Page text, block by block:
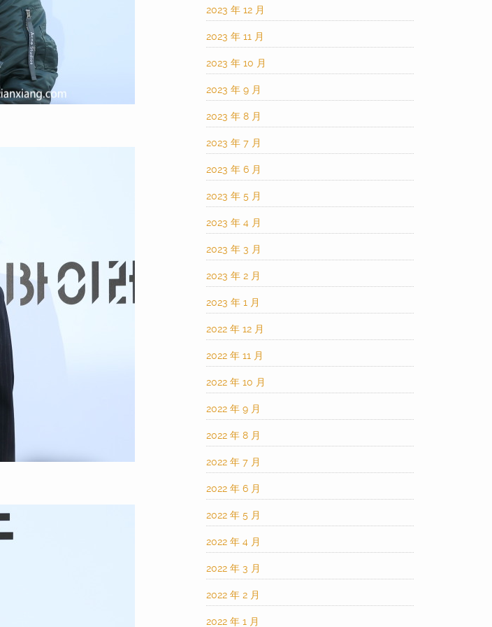
2023 年 12 月
2023 年 11 月
2023 年 10 月
2023 年 9 月
2023 年 8 月
2023 年 7 月
2023 年 6 月
2023 年 5 月
2023 年 4 月
2023 年 3 月
2023 年 2 月
2023 年 1 月
2022 年 12 月
2022 年 11 月
2022 年 10 月
2022 年 9 月
2022 年 8 月
2022 年 7 月
2022 年 6 月
2022 年 5 月
2022 年 4 月
2022 年 3 月
2022 年 2 月
2022 年 1 月